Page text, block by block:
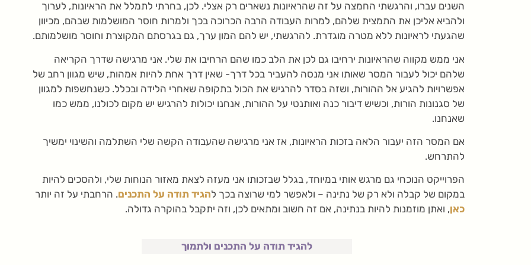
השנים עברו, והרגשתי החמצה על זה שהראיונות נשארים רק אצלי. לכן, בחרתי לתמלל את הראיונות, לערוך
ולהביא אליכן את התמצית שלהם, למרות העבודה הרבה הכרוכה בכך ולמרות חוסר המושלמות שבהם, מכיוון
שהגעתי לראיונות ללא מטרה מוגדרת. להרגשתי, יש להם המון ערך, גם בגרסתם המקוצרת וחוסר מושלמותם.
אני ממש מקווה שהראיונות ירחיבו גם לכן את הלב כמו שהם הרחיבו את שלי. אני מרגישה שדרך הקריאה
שלהם יכול לעבור המסר שאותו אני מנסה להעביר בכל דרך- שאין דרך אחת להיות אמהות, שיש מגוון רחב של
אפשרויות להגיע אל ההורות, ושזה בסדר להרגיש את הכול בתקופה שאחרי הלידה ובכלל. כשנחשפות למגוון
של סגנונות הורות, וכשיש דיבור כנה ואותנטי על ההורות, אנחנו יכולות להרגיש יש מקום לכולנו, ממש כמו
שאנחנו.
אם המסר הזה יעבור הלאה בזכות הראיונות, אז אני מרגישה שהעבודה הקשה שלי השתלמה והשינוי ימשיך
להתרחש.
הפרוייקט הנוכחי גם מרגש אותי במיוחד, בגלל שבזכותו אני מעזה לצאת מאזור הנוחות שלי, ולהסכים להיות
במקום של קבלה ולא רק של נתינה – ולאפשר למי שרוצה בכך להגיד תודה על התכנים. הרחבתי על זה יותר
כאן, ואתן מוזמנות להיות בנתינה, אם זה חשוב ומתאים לכן, וזה יתקבל בהוקרה גדולה.
להגיד תודה על התכנים ולתמוך